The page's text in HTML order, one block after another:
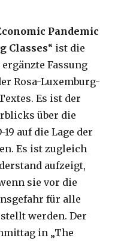
Pandemic
Classes“ ist die
Fassung
Rosa-Luxemburg-
Es ist der
über die
auf die Lage der
Es ist zugleich
aufzeigt,
sie vor die
für alle
werden. Der
in „The